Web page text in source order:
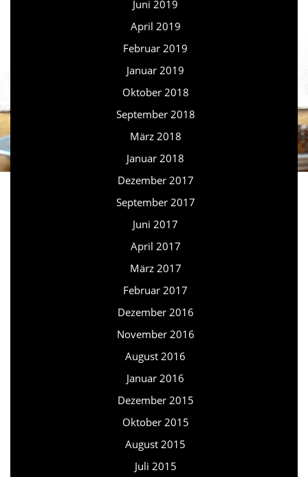
Juni 2019
April 2019
Februar 2019
Januar 2019
Oktober 2018
September 2018
März 2018
Januar 2018
Dezember 2017
September 2017
Juni 2017
April 2017
März 2017
Februar 2017
Dezember 2016
November 2016
August 2016
Januar 2016
Dezember 2015
Oktober 2015
August 2015
Juli 2015